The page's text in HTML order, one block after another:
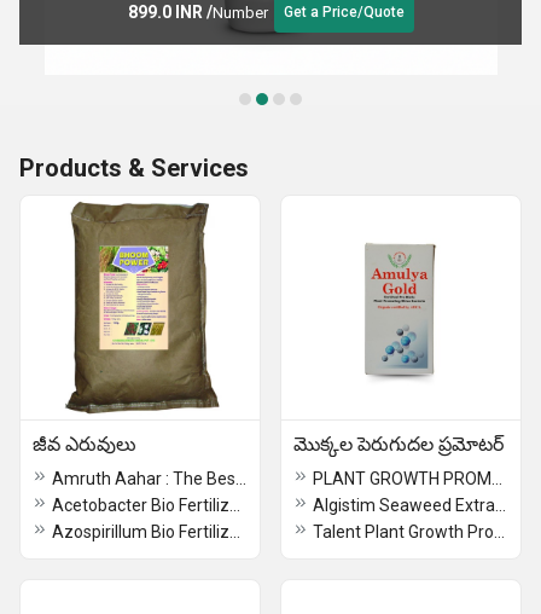
899.0 INR /Number Get a Price/Quote
Products & Services
జీవ ఎరువులు మొక్కల పెరుగుదల ప్రమోటర్